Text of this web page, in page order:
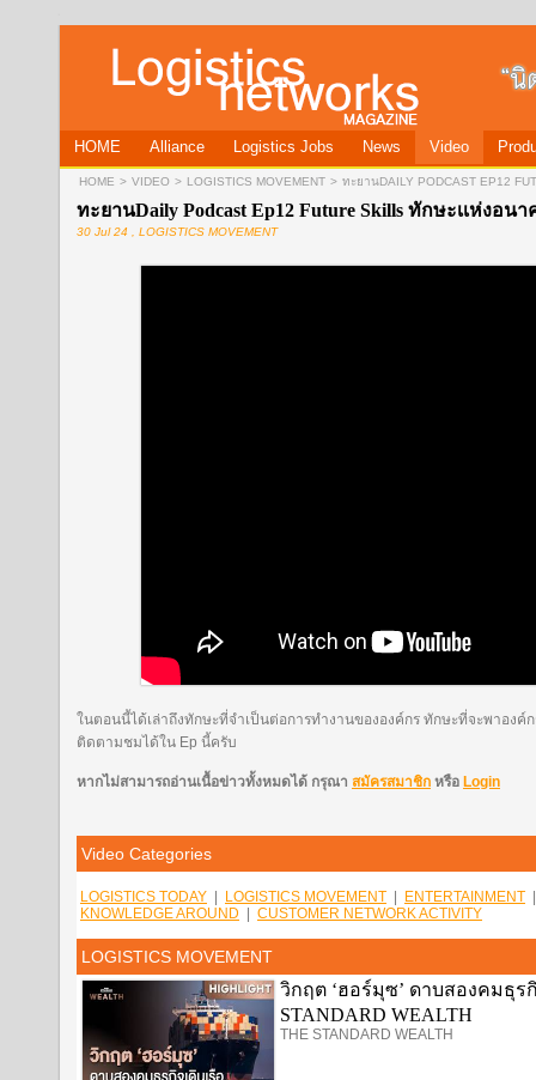
HOME Alliance Logistics Jobs News Video
HOME > VIDEO > LOGISTICS MOVEMENT > ทะยานDAILY PODCAST EP12
ทะยานDaily Podcast Ep12 Future Skills ทักษะเเห่งอนา
30 Jul 24 , LOGISTICS MOVEMENT
ในตอนนี้ได้เล่าถึงทักษะที่จำเป็นต่อการทำงานขององค์กร ทักษะที่จะพาองค์
ติดตามชมได้ใน Ep นี้ครับ
หากไม่สามารถอ่านเนื้อข่าวทั้งหมดได้ กรุณา สมัครสมาชิก หรือ Login
Video Categories
LOGISTICS TODAY LOGISTICS MOVEMENT ENTERTAINMENT
KNOWLEDGE AROUND
CUSTOMER NETWORK ACTIVITY
LOGISTICS MOVEMENT
วิกฤต ‘ฮอร์มุซ’ ดาบสองคมธุ
STANDARD WEALTH
THE STANDARD WEALTH